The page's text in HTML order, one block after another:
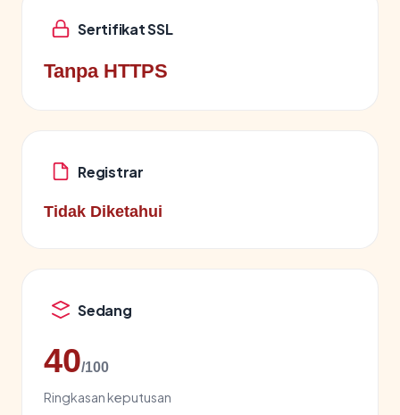
Sertifikat SSL
Tanpa HTTPS
Registrar
Tidak Diketahui
Sedang
40/100
Ringkasan keputusan